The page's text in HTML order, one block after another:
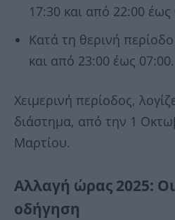
17:30 και από 22:00 έως
Κατά τη θερινή
και από 23:00 έως 07:00.
Χειμερινή περίοδος,
διάστημα, από την 1
Μαρτίου.
Αλλαγή ώρας 2025:
οδήγηση